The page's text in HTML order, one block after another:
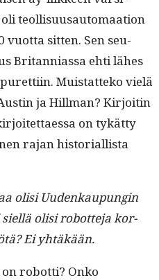
teol­lisu­usautomaa­tion
vuot­ta sit­ten. Sen seu­
Bri­tan­ni­as­sa ehti läh­es
Muis­tat­teko vielä
ja Hill­man? Kir­joitin
on tykät­ty
rajan his­to­ri­al­lista
olisi Uudenkaupun­gin
olisi robot­te­ja kor­
Ei yhtäkään.
robot­ti? Onko